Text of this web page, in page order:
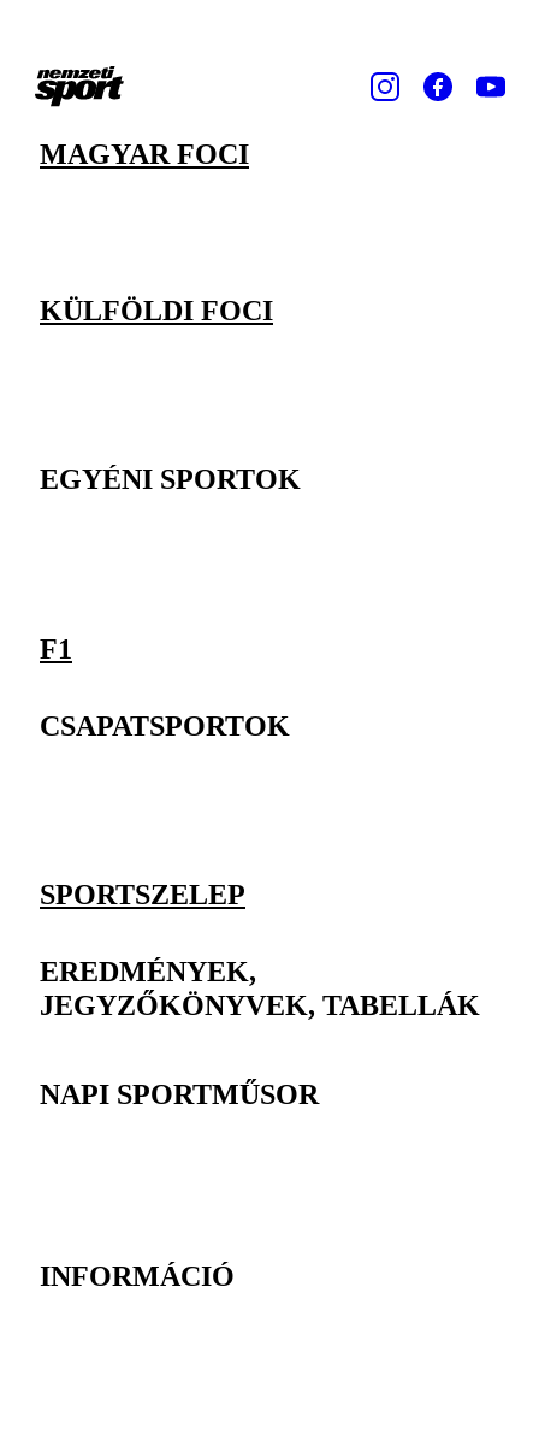
MAGYAR FOCI
KÜLFÖLDI FOCI
EGYÉNI SPORTOK
F1
CSAPATSPORTOK
SPORTSZELEP
EREDMÉNYEK,
JEGYZŐKÖNYVEK, TABELLÁK
NAPI SPORTMŰSOR
INFORMÁCIÓ